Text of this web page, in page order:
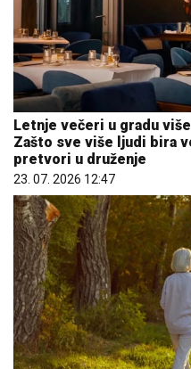
Letnje večeri u gradu
Zašto sve više ljudi bira
pretvori u druženje
23. 07. 2026 12:47